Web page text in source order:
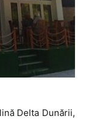
Delta Dunării,